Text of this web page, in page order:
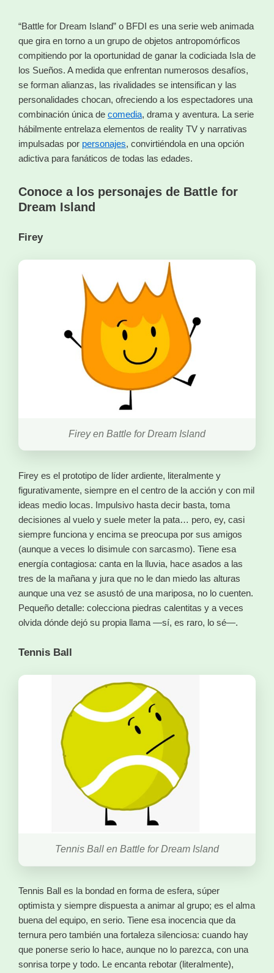
“Battle for Dream Island” o BFDI es una serie web animada
que gira en torno a un grupo de objetos antropomórficos
compitiendo por la oportunidad de ganar la codiciada Isla de
los Sueños. A medida que enfrentan numerosos desafíos,
se forman alianzas, las rivalidades se intensifican y las
personalidades chocan, ofreciendo a los espectadores una
combinación única de comedia, drama y aventura. La serie
hábilmente entrelaza elementos de reality TV y narrativas
impulsadas por personajes, convirtiéndola en una opción
adictiva para fanáticos de todas las edades.
Conoce a los personajes de Battle for
Dream Island
Firey
Firey en Battle for Dream Island
Firey es el prototipo de líder ardiente, literalmente y
figurativamente, siempre en el centro de la acción y con mil
ideas medio locas. Impulsivo hasta decir basta, toma
decisiones al vuelo y suele meter la pata… pero, ey, casi
siempre funciona y encima se preocupa por sus amigos
(aunque a veces lo disimule con sarcasmo). Tiene esa
energía contagiosa: canta en la lluvia, hace asados a las
tres de la mañana y jura que no le dan miedo las alturas
aunque una vez se asustó de una mariposa, no lo cuenten.
Pequeño detalle: colecciona piedras calentitas y a veces
olvida dónde dejó su propia llama —sí, es raro, lo sé—.
Tennis Ball
Tennis Ball en Battle for Dream Island
Tennis Ball es la bondad en forma de esfera, súper
optimista y siempre dispuesta a animar al grupo; es el alma
buena del equipo, en serio. Tiene esa inocencia que da
ternura pero también una fortaleza silenciosa: cuando hay
que ponerse serio lo hace, aunque no lo parezca, con una
sonrisa torpe y todo. Le encanta rebotar (literalmente),